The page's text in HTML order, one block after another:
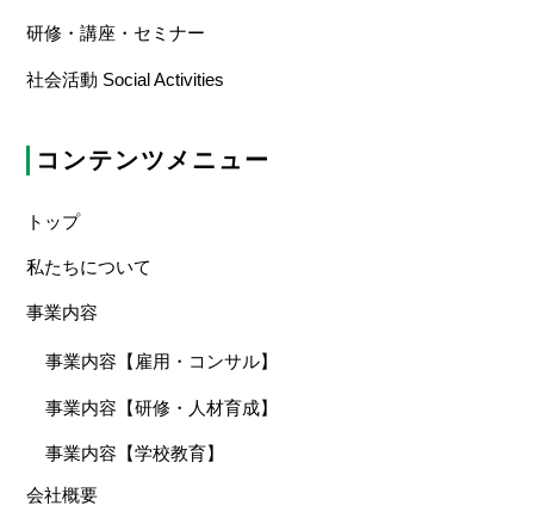
研修・講座・セミナー
社会活動 Social Activities
コンテンツメニュー
トップ
私たちについて
事業内容
事業内容【雇用・コンサル】
事業内容【研修・人材育成】
事業内容【学校教育】
会社概要